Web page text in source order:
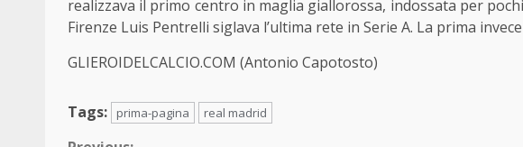
realizzava il primo centro in maglia giallorossa, indossata per
Firenze Luis Pentrelli siglava l’ultima rete in Serie A. La prima
GLIEROIDELCALCIO.COM (Antonio Capotosto)
Tags: prima-pagina real madrid